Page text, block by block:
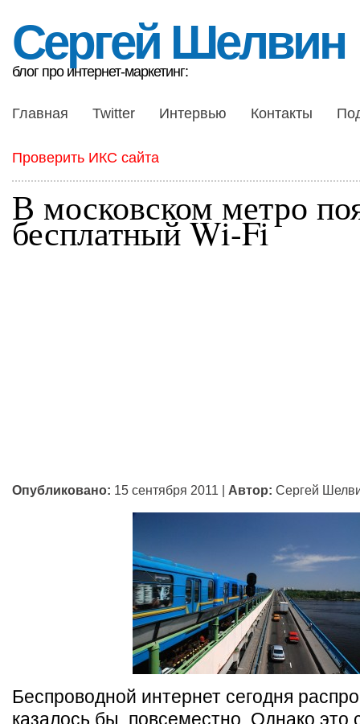
Сергей Шелвин
блог про интернет-маркетинг:
Главная Twitter Интервью Контакты
Проверить ИКС сайта
В московском метро
бесплатный Wi-Fi
Опубликовано: 15 сентября 2011 | Автор: Сергей
Беспроводной интернет сегодня
казалось бы, повсеместно. Однако это